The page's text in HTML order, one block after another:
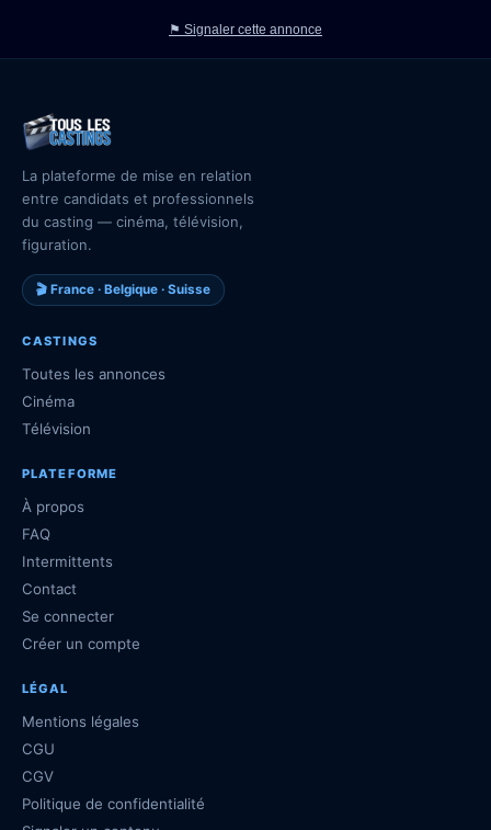
⚑ Signaler cette annonce
La plateforme de mise en relation
entre candidats et professionnels
du casting — cinéma, télévision,
figuration.
🎬 France · Belgique · Suisse
CASTINGS
Toutes les annonces
Cinéma
Télévision
PLATEFORME
À propos
FAQ
Intermittents
Contact
Se connecter
Créer un compte
LÉGAL
Mentions légales
CGU
CGV
Politique de confidentialité